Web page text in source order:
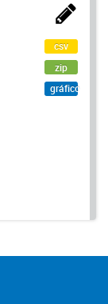
csv
zip
gráfico